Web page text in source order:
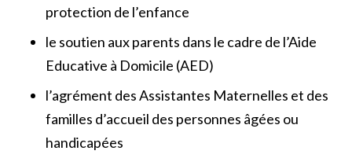
protection de l’enfance
le soutien aux parents dans le cadre de l’Aide
Educative à Domicile (AED)
l’agrément des Assistantes Maternelles et des
familles d’accueil des personnes âgées ou
handicapées